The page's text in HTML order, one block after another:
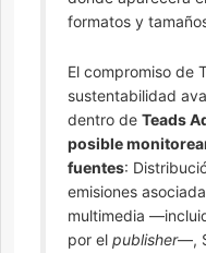
formatos y
El compromiso de
sustentabilidad
dentro de Teads
posible
fuentes:
emisiones
multimedia
por el publisher—,